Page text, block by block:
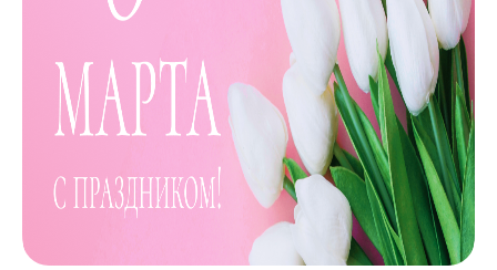
8 (863) 309-05-06
ЗАКАЗАТЬ ЗВОНОК
ЗАПИСЬ ОНЛАЙН